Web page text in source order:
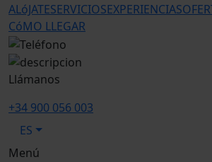
ALóJATESERVICIOSEXPERIENCIAS
CóMO LLEGAR
Llámanos
+34 900 056 003
ES
Menú